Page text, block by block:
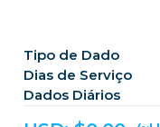
Tipo de Dado
Dias de Serviço
Dados Diários